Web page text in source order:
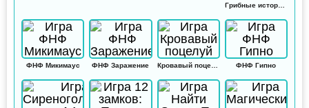
Грибные истории: Кликер
ФНФ Микимаус ФНФ Заражение Кровавый поцелуй ФНФ Гипно